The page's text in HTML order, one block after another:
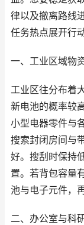
律以及撤离路线
任务热点展开行
一、工业区域物
工业区往分布着
新电池的概率较
小型电器零件与
搜索封闭房间与
好。搜刮时保持
置。若背包容量
池与电子元件，
二、办公室与科